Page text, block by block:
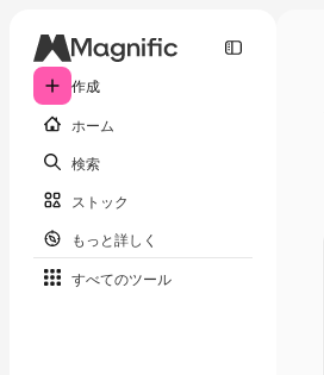
作成
ホーム
検索
ストック
もっと詳しく
すべてのツール